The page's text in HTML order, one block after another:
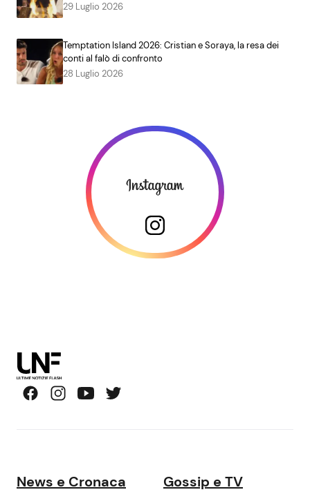
29 Luglio 2026
Temptation Island 2026: Cristian e Soraya, la resa dei
conti al falò di confronto
28 Luglio 2026
News e Cronaca Gossip e TV